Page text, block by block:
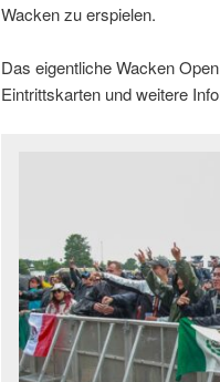
Wacken zu erspielen.
Das eigentliche Wacken
Eintrittskarten und weitere